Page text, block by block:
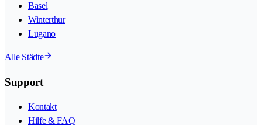
Basel
Winterthur
Lugano
Alle Städte
Support
Kontakt
Hilfe & FAQ